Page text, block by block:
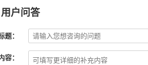
用户问答
题：
容：